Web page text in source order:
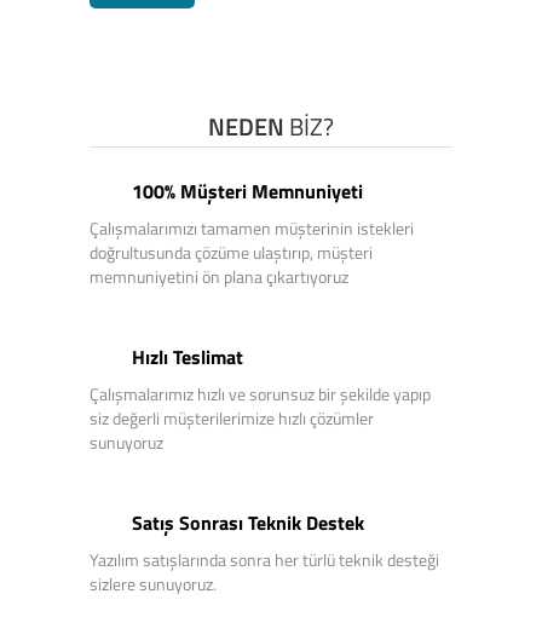
NEDENBİZ?
100% Müşteri Memnuniyeti
Çalışmalarımızı tamamen müşterinin istekleri
doğrultusunda çözüme ulaştırıp, müşteri
memnuniyetini ön plana çıkartıyoruz
Hızlı Teslimat
Çalışmalarımız hızlı ve sorunsuz bir şekilde yapıp
siz değerli müşterilerimize hızlı çözümler
sunuyoruz
Satış Sonrası Teknik Destek
Yazılım satışlarında sonra her türlü teknik desteği
sizlere sunuyoruz.